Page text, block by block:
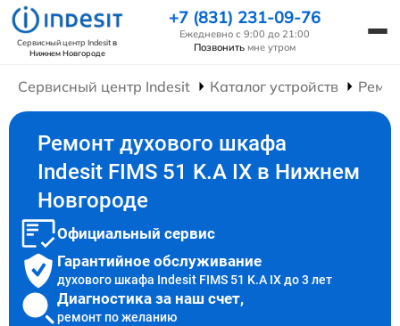
Сервисный центр Indesitв
Нижнем Новгороде
+7 (831) 231-09-76
Ежедневно с 9:00 до 21:00
Позвонить мне утром
Сервисный центр Indesit Каталог устройств
Ремонт духового шкафа
Indesit FIMS 51 K.A IX в Нижнем
Новгороде
Официальный сервис
Гарантийное обслуживание
духового шкафа Indesit FIMS 51 K.A IX до 3 лет
Диагностика за наш счет,
ремонт по желанию